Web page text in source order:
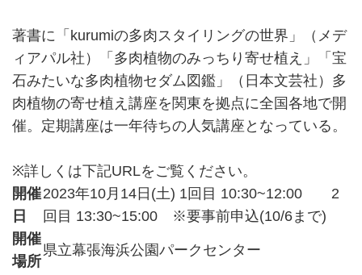
著書に「kurumiの多肉スタイリングの世界」（メデ
ィアパル社）「多肉植物のみっちり寄せ植え」「宝
石みたいな多肉植物セダム図鑑」（日本文芸社）多
肉植物の寄せ植え講座を関東を拠点に全国各地で開
催。定期講座は一年待ちの人気講座となっている。
※詳しくは下記URLをご覧ください。
開催
日
2023年10月14日(土) 1回目 10:30~12:00 2
回目 13:30~15:00 ※要事前申込(10/6まで)
開催
場所
県立幕張海浜公園パークセンター